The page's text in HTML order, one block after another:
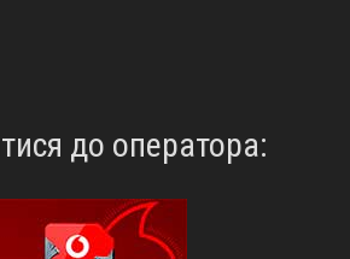
до оператора: